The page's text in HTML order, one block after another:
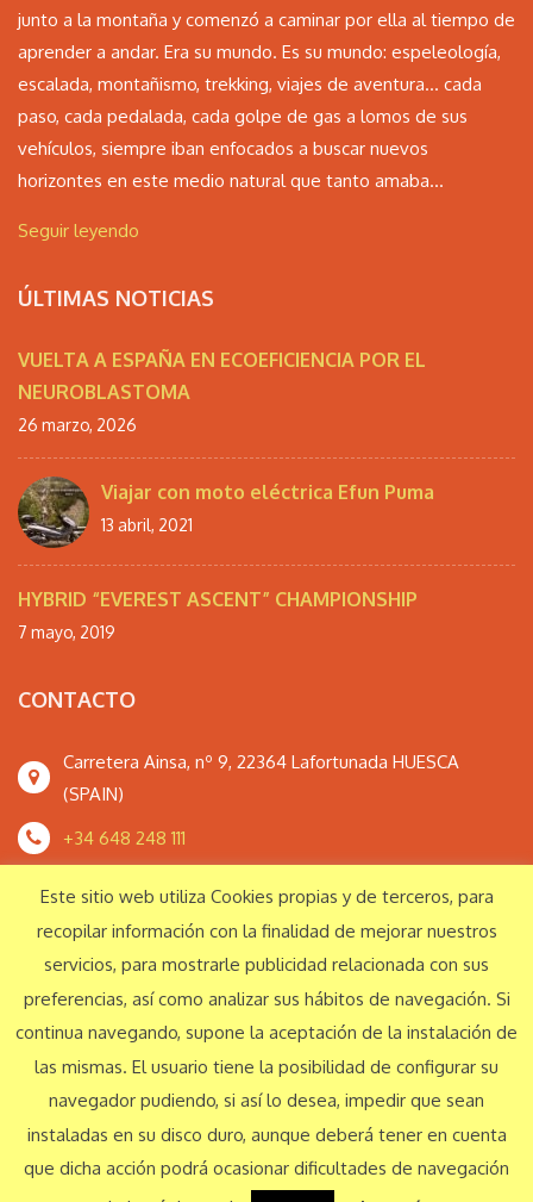
junto a la montaña y comenzó a caminar por ella al tiempo de
aprender a andar. Era su mundo. Es su mundo: espeleología,
escalada, montañismo, trekking, viajes de aventura… cada
paso, cada pedalada, cada golpe de gas a lomos de sus
vehículos, siempre iban enfocados a buscar nuevos
horizontes en este medio natural que tanto amaba...
Seguir leyendo
ÚLTIMAS NOTICIAS
VUELTA A ESPAÑA EN ECOEFICIENCIA POR EL
NEUROBLASTOMA
26 marzo, 2026
Viajar con moto eléctrica Efun Puma
13 abril, 2021
HYBRID “EVEREST ASCENT” CHAMPIONSHIP
7 mayo, 2019
CONTACTO
Carretera Ainsa, nº 9, 22364 Lafortunada HUESCA
(SPAIN)
+34 648 248 111
Responsabilidad Social Corporativa
© Monte Perdido Extrem S.L. 2016 Todos los derechos reservados
Aviso legal Política de privacidad
Este sitio web utiliza Cookies propias y de terceros, para
recopilar información con la finalidad de mejorar nuestros
servicios, para mostrarle publicidad relacionada con sus
preferencias, así como analizar sus hábitos de navegación. Si
continua navegando, supone la aceptación de la instalación de
las mismas. El usuario tiene la posibilidad de configurar su
navegador pudiendo, si así lo desea, impedir que sean
instaladas en su disco duro, aunque deberá tener en cuenta
que dicha acción podrá ocasionar dificultades de navegación
Español